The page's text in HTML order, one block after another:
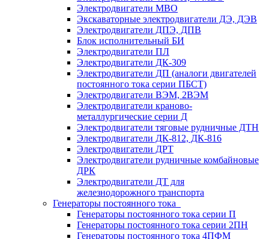
Электродвигатели MBO
Экскаваторные электродвигатели ДЭ, ДЭВ
Электродвигатели ДПЭ, ДПВ
Блок исполнительный БИ
Электродвигатели ПЛ
Электродвигатели ДК-309
Электродвигатели ДП (аналоги двигателей
постоянного тока серии ПБСТ)
Электродвигатели ВЭМ, 2ВЭМ
Электродвигатели краново-
металлургические серии Д
Электродвигатели тяговые рудничные ДТН
Электродвигатели ДК-812, ДК-816
Электродвигатели ДРТ
Электродвигатели рудничные комбайновые
ДРК
Электродвигатели ДТ для
железнодорожного транспорта
Генераторы постоянного тока
Генераторы постоянного тока серии П
Генераторы постоянного тока серии 2ПН
Генераторы постоянного тока 4ПФМ